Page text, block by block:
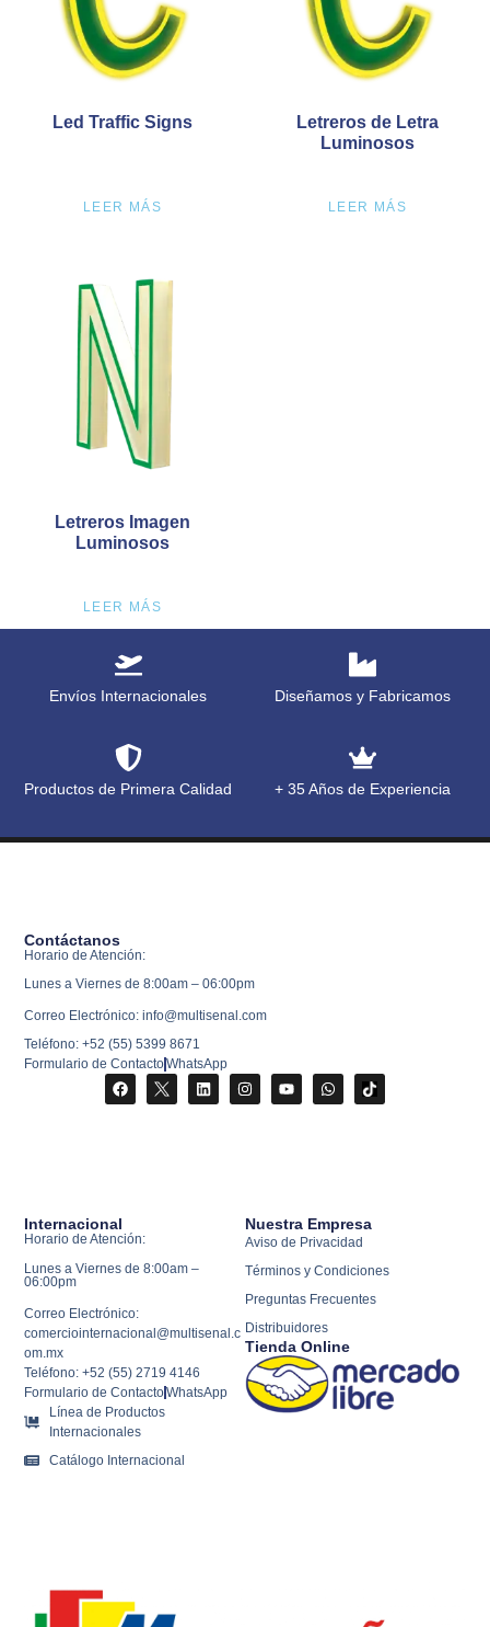
Led Traffic Signs
LEER MÁS
Letreros de Letra
Luminosos
LEER MÁS
Letreros Imagen
Luminosos
LEER MÁS
Envíos Internacionales Diseñamos y Fabricamos
Productos de Primera Calidad + 35 Años de Experiencia
Nuestra Empresa
Aviso de Privacidad
Términos y Condiciones
Preguntas Frecuentes
Distribuidores
Tienda Online
Internacional
Horario de Atención:
Lunes a Viernes de 8:00am –
06:00pm
Correo Electrónico:
comerciointernacional@multisenal.c
om.mx
Teléfono: +52 (55) 2719 4146
Formulario de ContactoWhatsApp
Línea de Productos
Internacionales
Catálogo Internacional
Contáctanos
Horario de Atención:
Lunes a Viernes de 8:00am – 06:00pm
Correo Electrónico: info@multisenal.com
Teléfono: +52 (55) 5399 8671
Formulario de ContactoWhatsApp